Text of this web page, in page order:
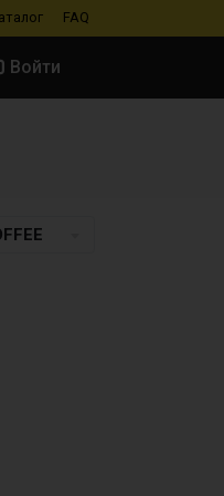
FAQ
Войти